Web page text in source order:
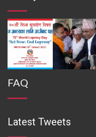
FAQ
Latest Tweets